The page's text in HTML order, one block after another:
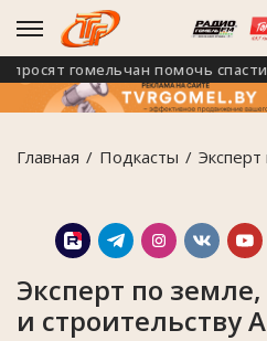
гомельчан помочь спасти
Главная Подкасты
Эксперт по
и строительству